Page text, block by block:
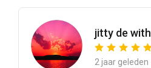
jitty de with
2 jaar geleden